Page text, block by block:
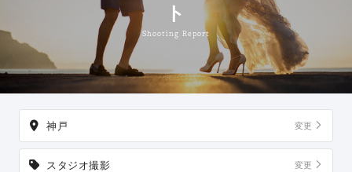
Shooting Report
ト
神戸 変更
スタジオ撮影 変更